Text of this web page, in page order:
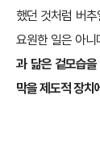
했던 것처럼 버
요원한 일은 아니
과 닮은 겉모습
막을 제도적 장치